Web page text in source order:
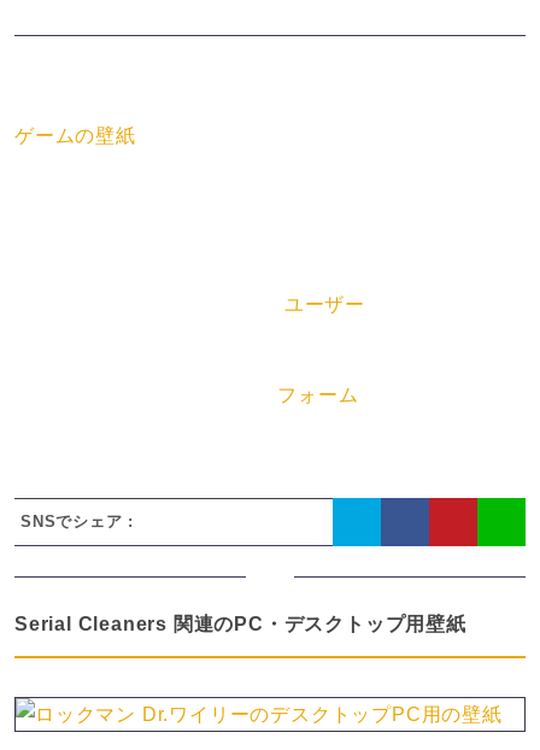
ゲームの壁紙
ユーザー
フォーム
SNSでシェア :
Serial Cleaners 関連のPC・デスクトップ用壁紙